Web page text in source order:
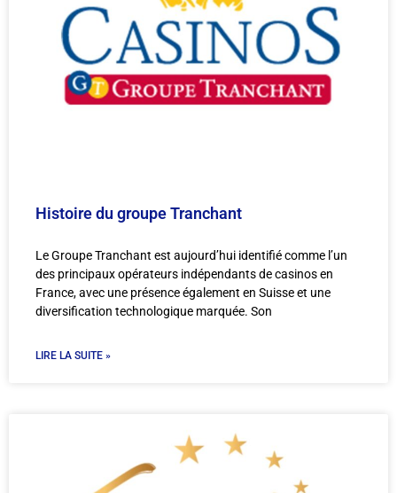
Histoire du groupe Tranchant
Le Groupe Tranchant est aujourd’hui identifié comme l’un
des principaux opérateurs indépendants de casinos en
France, avec une présence également en Suisse et une
diversification technologique marquée. Son
LIRE LA SUITE »